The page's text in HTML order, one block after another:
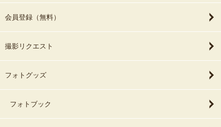
会員登録（無料）
撮影リクエスト
フォトグッズ
フォトブック